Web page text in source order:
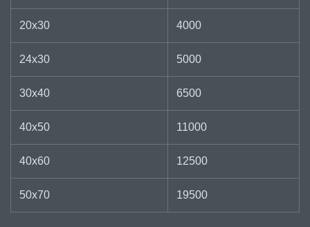
20х30 4000
24х30 5000
30х40 6500
40х50 11000
40х60 12500
50х70 19500